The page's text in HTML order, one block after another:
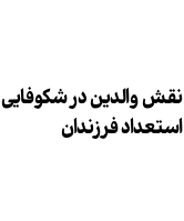
نقش والدین در شکوفا‌یی
ا‌ستعداد فرزندان‌